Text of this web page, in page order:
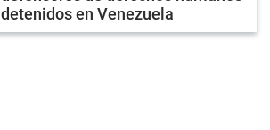
detenidos en Venezuela